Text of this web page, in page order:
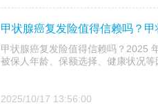
甲状腺癌复发险值得信赖吗？
甲状腺癌复发险值得信赖吗？2025
被保人年龄、保额选择、健康状况
2025/10/17 13:56:00